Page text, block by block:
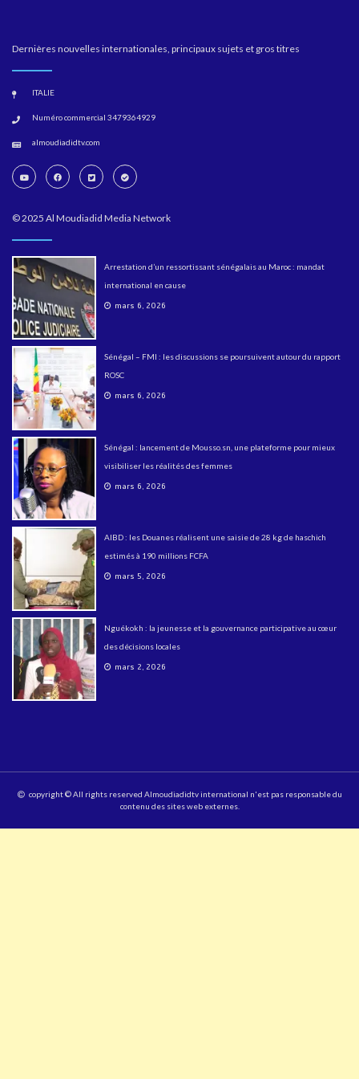
Dernières nouvelles internationales, principaux sujets et gros titres
ITALIE
Numéro commercial 3479364929
almoudiadidtv.com
© 2025 Al Moudiadid Media Network
Arrestation d’un ressortissant sénégalais au Maroc : mandat
international en cause
mars 6, 2026
Sénégal – FMI : les discussions se poursuivent autour du rapport
ROSC
mars 6, 2026
Sénégal : lancement de Mousso.sn, une plateforme pour mieux
visibiliser les réalités des femmes
mars 6, 2026
AIBD : les Douanes réalisent une saisie de 28 kg de haschich
estimés à 190 millions FCFA
mars 5, 2026
Nguékokh : la jeunesse et la gouvernance participative au cœur
des décisions locales
mars 2, 2026
copyright © All rights reserved Almoudiadidtv international n'est pas responsable du
contenu des sites web externes.